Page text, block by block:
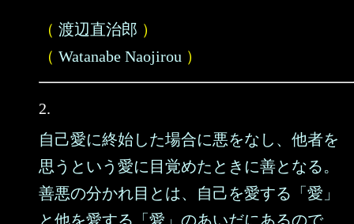
（ 渡辺直治郎 ）
（ Watanabe Naojirou ）
2.
自己愛に終始した場合に悪をなし、他者を
思うという愛に目覚めたときに善となる。
善悪の分かれ目とは、自己を愛する「愛」
と他を愛する「愛」のあいだにあるので